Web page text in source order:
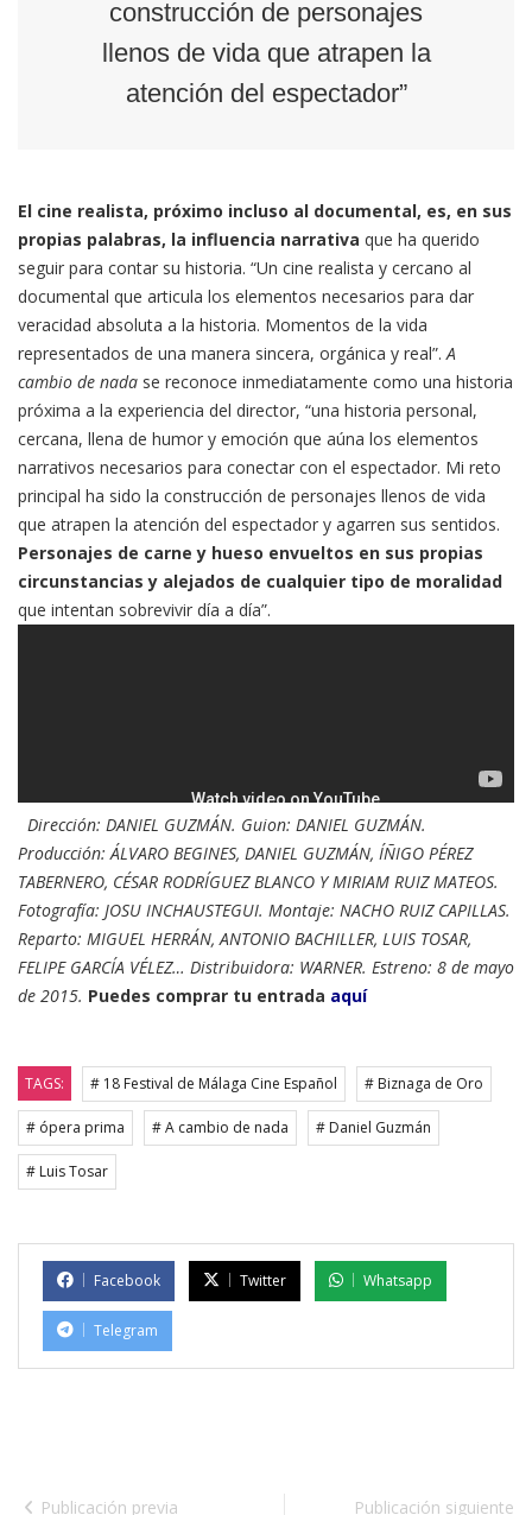
construcción de personajes
llenos de vida que atrapen la
atención del espectador”
El cine realista, próximo incluso al documental, es, en sus
propias palabras, la influencia narrativa que ha querido
seguir para contar su historia. “Un cine realista y cercano al
documental que articula los elementos necesarios para dar
veracidad absoluta a la historia. Momentos de la vida
representados de una manera sincera, orgánica y real”.A
cambio de nada se reconoce inmediatamente como una historia
próxima a la experiencia del director, “una historia personal,
cercana, llena de humor y emoción que aúna los elementos
narrativos necesarios para conectar con el espectador. Mi reto
principal ha sido la construcción de personajes llenos de vida
que atrapen la atención del espectador y agarren sus sentidos.
Personajes de carne y hueso envueltos en sus propias
circunstancias y alejados de cualquier tipo de moralidad
que intentan sobrevivir día a día”.
Dirección: DANIEL GUZMÁN. Guion: DANIEL GUZMÁN.
Producción: ÁLVARO BEGINES, DANIEL GUZMÁN, ÍÑIGO PÉREZ
TABERNERO, CÉSAR RODRÍGUEZ BLANCO Y MIRIAM RUIZ MATEOS.
Fotografía: JOSU INCHAUSTEGUI. Montaje: NACHO RUIZ CAPILLAS.
Reparto: MIGUEL HERRÁN, ANTONIO BACHILLER, LUIS TOSAR,
FELIPE GARCÍA VÉLEZ… Distribuidora: WARNER. Estreno: 8 de mayo
de 2015. Puedes comprar tu entrada aquí
TAGS: # 18 Festival de Málaga Cine Español # Biznaga de Oro
# ópera prima # A cambio de nada # Daniel Guzmán
# Luis Tosar
Facebook Twitter Whatsapp
Telegram
Publicación previa Publicación siguiente